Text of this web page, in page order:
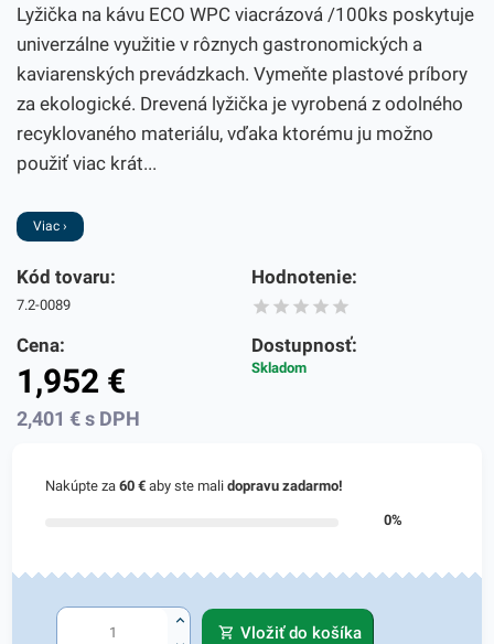
Lyžička na kávu ECO WPC viacrázová /100ks poskytuje
univerzálne využitie v rôznych gastronomických a
kaviarenských prevádzkach. Vymeňte plastové príbory
za ekologické. Drevená lyžička je vyrobená z odolného
recyklovaného materiálu, vďaka ktorému ju možno
použiť viac krát...
Viac ›
Kód tovaru:
7.2-0089
Hodnotenie:
Cena:
1,952 €
2,401€ s DPH
Dostupnosť:
Skladom
Nakúpte za60 € aby ste malidopravu zadarmo!
0%
Vložiť do košíka